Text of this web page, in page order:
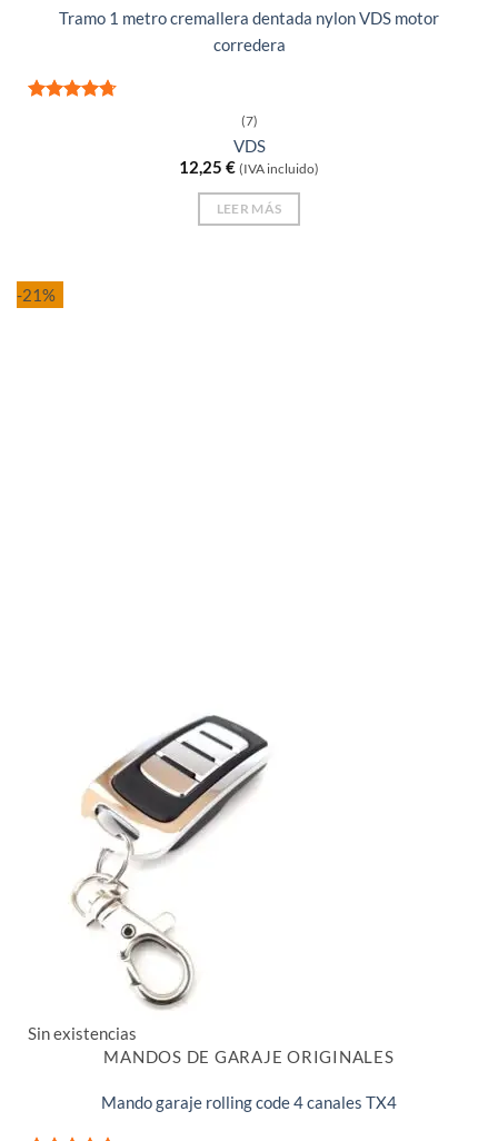
Tramo 1 metro cremallera dentada nylon VDS motor
corredera
(7)
VDS
12,25 € (IVA incluido)
LEER MÁS
-21%
Sin existencias
MANDOS DE GARAJE ORIGINALES
Mando garaje rolling code 4 canales TX4